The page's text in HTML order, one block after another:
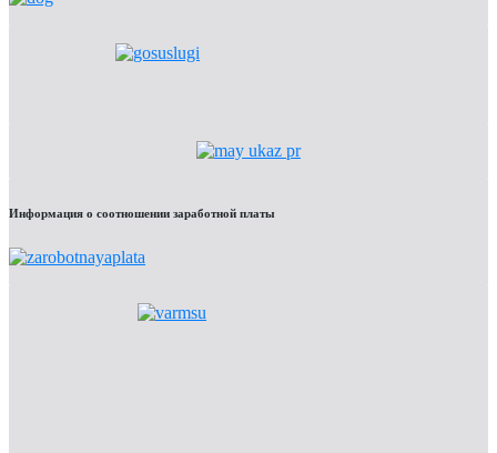
Информация о соотношении заработной платы